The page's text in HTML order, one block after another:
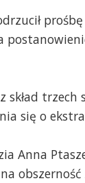
trzech
się o
Anna